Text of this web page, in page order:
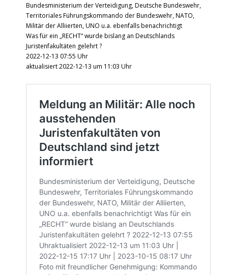
Bundesministerium der Verteidigung, Deutsche Bundeswehr,
Territoriales Führungskommando der Bundeswehr, NATO,
Militär der Alliierten, UNO u.a. ebenfalls benachrichtigt
Was für ein „RECHT“ wurde bislang an Deutschlands
Juristenfakultäten gelehrt ?
2022-12-13 07:55 Uhr
aktualisiert 2022-12-13 um 11:03 Uhr